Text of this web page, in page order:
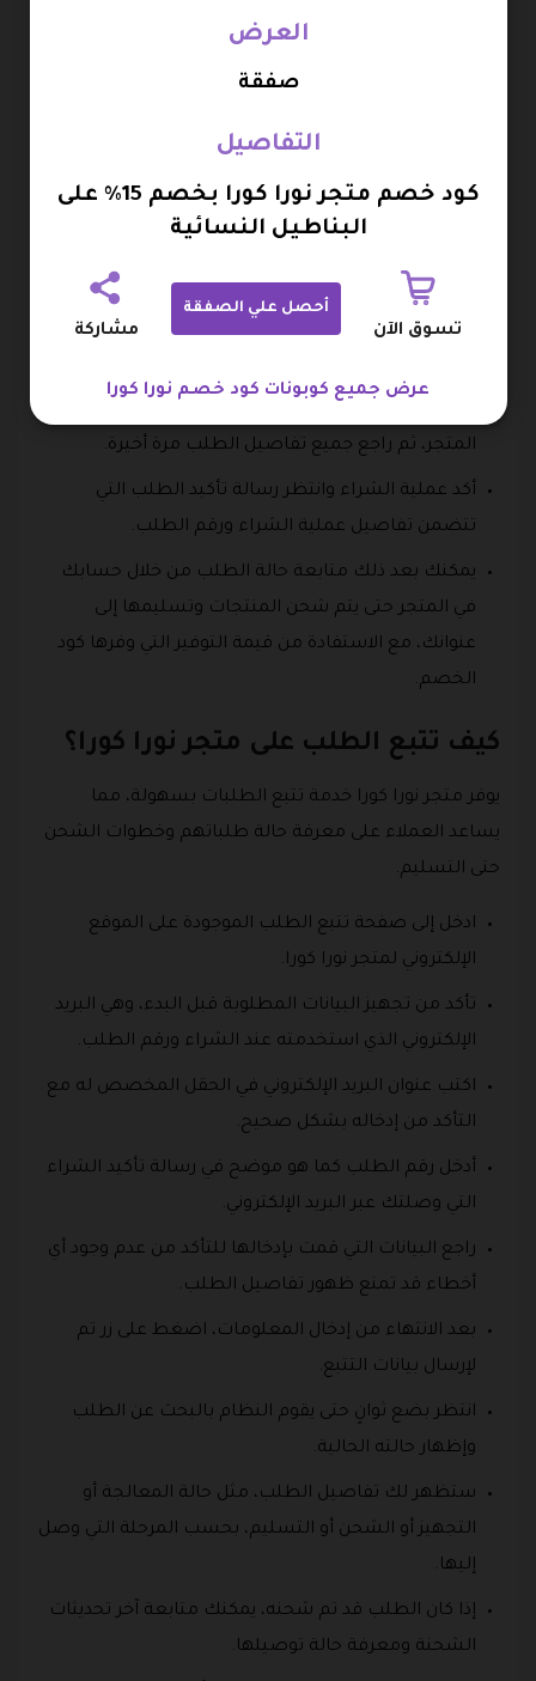
ابحث عن خانة كود الخصم أو رمز القسيمة الموجودة في
صفحة سلة التسوق أو أثناء إتمام عملية الدفع.
أدخل كود خصم متجر نورا كورا في المكان المخصص له
اضغط على زر تطبيق أو Apply حتى يتم تفعيل كود خصم
مستوفيًا للشروط.
بعد ظهور السعر الجديد، انتقل إلى صفحة إتمام الشراء
المتجر، ثم راجع جميع تفاصيل الطلب مرة أخيرة.
أكد عملية الشراء وانتظر رسالة تأكيد الطلب التي
تتضمن تفاصيل عملية الشراء ورقم الطلب.
يمكنك بعد ذلك متابعة حالة الطلب من خلال حسابك
في المتجر حتى يتم شحن المنتجات وتسليمها إلى
عنوانك، مع الاستفادة من قيمة التوفير التي وفرها كود
الخصم.
كيف تتبع الطلب على متجر نورا كورا؟
يوفر متجر نورا كورا خدمة تتبع الطلبات بسهولة، مما
يساعد العملاء على معرفة حالة طلباتهم وخطوات الشحن
حتى التسليم.
ادخل إلى صفحة تتبع الطلب الموجودة على الموقع
الإلكتروني لمتجر نورا كورا.
تأكد من تجهيز البيانات المطلوبة قبل البدء، وهي البريد
الإلكتروني الذي استخدمته عند الشراء ورقم الطلب.
اكتب عنوان البريد الإلكتروني في الحقل المخصص له مع
التأكد من إدخاله بشكل صحيح.
أدخل رقم الطلب كما هو موضح في رسالة تأكيد الشراء
التي وصلتك عبر البريد الإلكتروني.
راجع البيانات التي قمت بإدخالها للتأكد من عدم وجود أي
أخطاء قد تمنع ظهور تفاصيل الطلب.
بعد الانتهاء من إدخال المعلومات، اضغط على زر تم
لإرسال بيانات التتبع.
انتظر بضع ثوانٍ حتى يقوم النظام بالبحث عن الطلب
وإظهار حالته الحالية.
ستظهر لك تفاصيل الطلب، مثل حالة المعالجة أو
التجهيز أو الشحن أو التسليم، بحسب المرحلة التي وصل
إليها.
إذا كان الطلب قد تم شحنه، يمكنك متابعة آخر تحديثات
الشحنة ومعرفة حالة توصيلها.
العرض
صفقة
التفاصيل
كود خصم متجر نورا كورا بخصم 15% على
البناطيل النسائية
تسوق الآن
أحصل علي الصفقة
مشاركة
عرض جميع كوبونات كود خصم نورا كورا